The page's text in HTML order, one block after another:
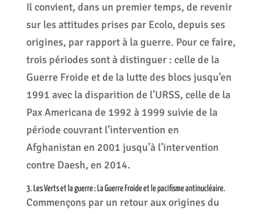
Il convient, dans un premier temps, de revenir
sur les attitudes prises par Ecolo, depuis ses
origines, par rapport à la guerre. Pour ce faire,
trois périodes sont à distinguer : celle de la
Guerre Froide et de la lutte des blocs jusqu’en
1991 avec la disparition de l’URSS, celle de la
Pax Americana de 1992 à 1999 suivie de la
période couvrant l’intervention en
Afghanistan en 2001 jusqu’à l’intervention
contre Daesh, en 2014.
3. Les Verts et la guerre : La Guerre Froide et le pacifisme antinucléaire.
Commençons par un retour aux origines du